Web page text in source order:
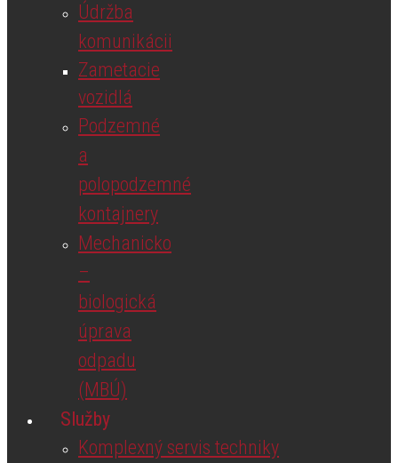
Údržba
komunikácii
Zametacie
vozidlá
Podzemné
a
polopodzemné
kontajnery
Mechanicko
–
biologická
úprava
odpadu
(MBÚ)
Služby
Komplexný servis techniky